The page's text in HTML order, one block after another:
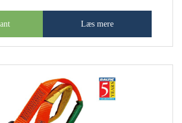
Læs mere